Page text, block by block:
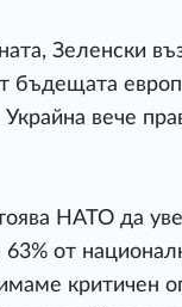
Зеленски
бъдещата
вече
НАТО да
от
критичен